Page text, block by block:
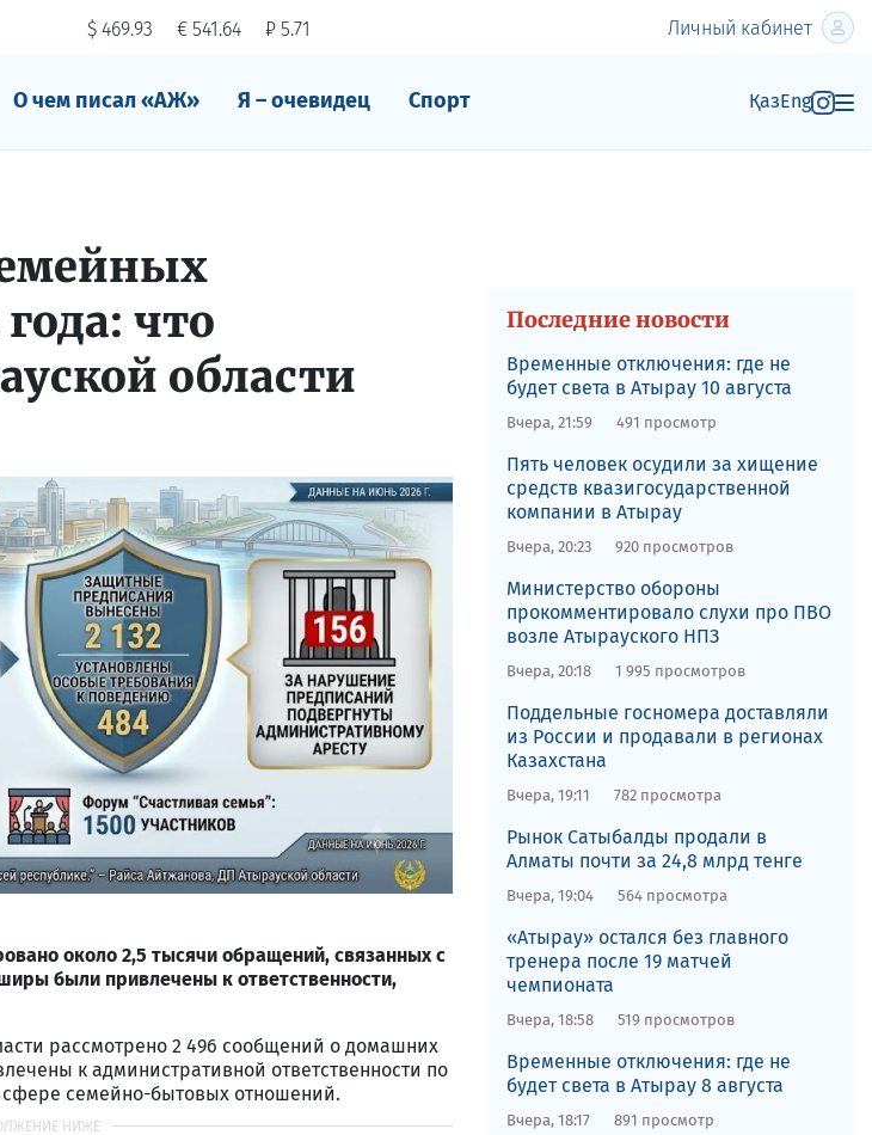
$ 469.93 € 541.64 ₽ 5.71 Личный кабинет
О чем писал «АЖ» Я – очевидец Спорт ҚазEng
что
области
около 2,5 тысячи обращений, связанных с
были привлечены к ответственности,
рассмотрено 2 496 сообщений о домашних
к административной ответственности по
сфере семейно-бытовых отношений.
Последние новости
Временные отключения: где не
будет света в Атырау 10 августа
Вчера, 21:59 491 просмотр
Пять человек осудили за хищение
средств квазигосударственной
компании в Атырау
Вчера, 20:23 920 просмотров
​Министерство обороны
прокомментировало слухи про ПВО
возле Атырауского НПЗ
Вчера, 20:18 1 995 просмотров
Поддельные госномера доставляли
из России и продавали в регионах
Казахстана
Вчера, 19:11 782 просмотра
Рынок Сатыбалды продали в
Алматы почти за 24,8 млрд тенге
Вчера, 19:04 564 просмотра
«Атырау» остался без главного
тренера после 19 матчей
чемпионата
Вчера, 18:58 519 просмотров
Временные отключения: где не
будет света в Атырау 8 августа
Вчера, 18:17 891 просмотр